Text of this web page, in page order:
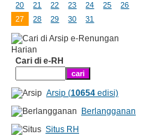
20
21 22 23 24 25
26
27
28 29 30 31
Cari di e-RH
Arsip (10654edisi)
Berlangganan
Situs RH